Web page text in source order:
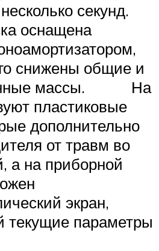
секунд.
оснащена
снижены общие и
массы. На
пластиковые
дополнительно
от травм во
а на приборной
экран,
параметры